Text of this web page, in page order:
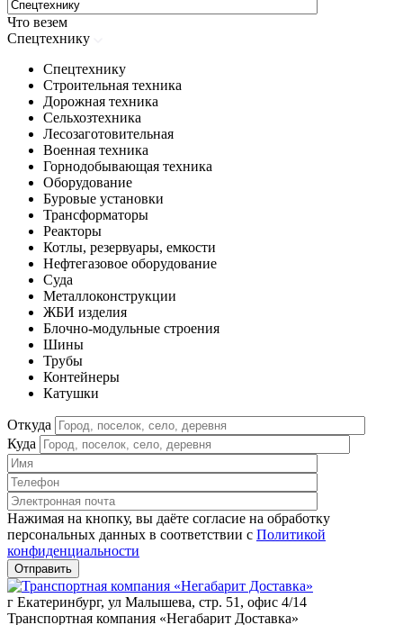
Что везем
Спецтехнику
Спецтехнику
Строительная техника
Дорожная техника
Сельхозтехника
Лесозаготовительная
Военная техника
Горнодобывающая техника
Оборудование
Буровые установки
Трансформаторы
Реакторы
Котлы, резервуары, емкости
Нефтегазовое оборудование
Cуда
Металлоконструкции
ЖБИ изделия
Блочно-модульные строения
Шины
Трубы
Контейнеры
Катушки
Откуда
Куда
Нажимая на кнопку, вы даёте согласие на обработку
персональных данных в соответствии c Политикой
конфиденциальности
г Екатеринбург, ул Малышева, стр. 51, офис 4/14
Транспортная компания «Негабарит Доставка»